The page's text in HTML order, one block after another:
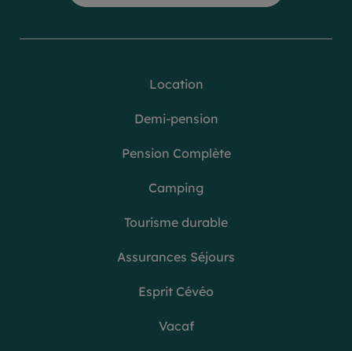
Location
Demi-pension
Pension Complète
Camping
Tourisme durable
Assurances Séjours
Esprit Cévéo
Vacaf